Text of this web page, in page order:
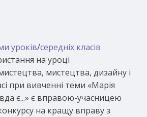
уроків/середніх класів
на уроці
мистецтва, дизайну і
при вивченні теми «Марія
є...» є вправою-учасницею
на кращу вправу з